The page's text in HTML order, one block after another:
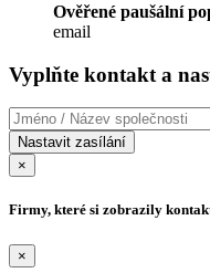
Ověřené paušální
email
Vyplňte kontakt a
×
Firmy, které si zobrazily
×